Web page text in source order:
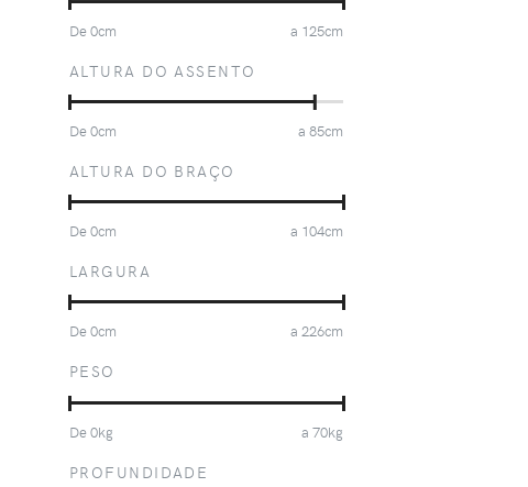
De0cm a 125cm
ALTURA DO ASSENTO
De0cm a 85cm
ALTURA DO BRAÇO
De0cm a 104cm
LARGURA
De0cm a 226cm
PESO
De0kg a 70kg
PROFUNDIDADE